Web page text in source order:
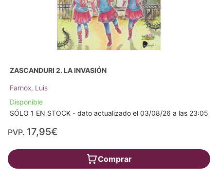
ZASCANDURI 2. LA INVASIÓN
Farnox, Luis
Disponible
SÓLO 1 EN STOCK - dato actualizado el 03/08/26 a las 23:05
PVP. 17,95€
Comprar